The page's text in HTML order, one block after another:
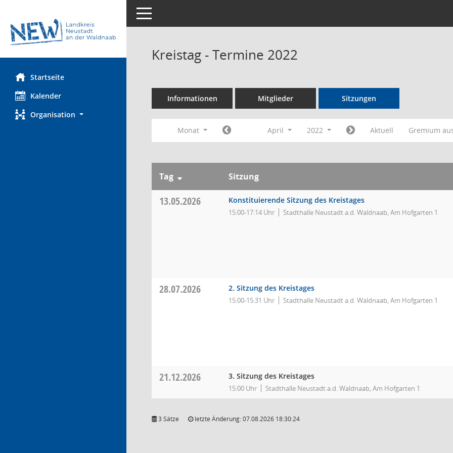
Startseite
Kalender
Organisation
Toggle navigation
Kreistag - Termine 2022
Informationen Mitglieder Sitzungen
Monat April 2022 Aktuell Gremium
Tag Sitzung
13.05.2026 Konstituierende Sitzung des Kreistages
15:00-17:14 Uhr Stadthalle Neustadt a.d. Waldnaab, Am Hofgarten 1
28.07.2026 2. Sitzung des Kreistages
15:00-15:31 Uhr Stadthalle Neustadt a.d. Waldnaab, Am Hofgarten 1
21.12.2026 3. Sitzung des Kreistages
15:00 Uhr Stadthalle Neustadt a.d. Waldnaab, Am Hofgarten 1
3 Sätze letzte Änderung: 07.08.2026 18:30:24